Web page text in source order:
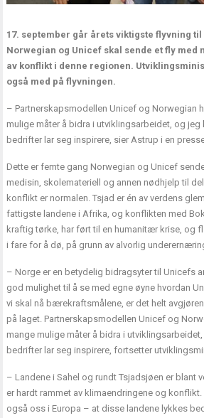
17. september går årets viktigste flyvning
Norwegian og Unicef skal sende et fly med
av konflikt i denne regionen.
også med på flyvningen.
– Partnerskapsmodellen Unicef og Norwegian
mulige måter å bidra i utviklingsarbeidet, og jeg
bedrifter lar seg inspirere, sier Astrup i en
Dette er femte gang Norwegian og Unicef
medisin, skolemateriell og annen nødhjelp til
konflikt er normalen. Tsjad er én av verdens
fattigste landene i Afrika, og konflikten med
kraftig tørke, har ført til en humanitær krise, og
i fare for å dø, på grunn av alvorlig
– Norge er en betydelig bidragsyter til Unicefs
god mulighet til å se med egne øyne hvordan
vi skal nå bærekraftsmålene, er det helt
på laget. Partnerskapsmodellen Unicef og
mange mulige måter å bidra i
bedrifter lar seg inspirere, fortsetter
– Landene i Sahel og rundt Tsjadsjøen er blant
er hardt rammet av klimaendringene og
også oss i Europa – at disse landene lykkes